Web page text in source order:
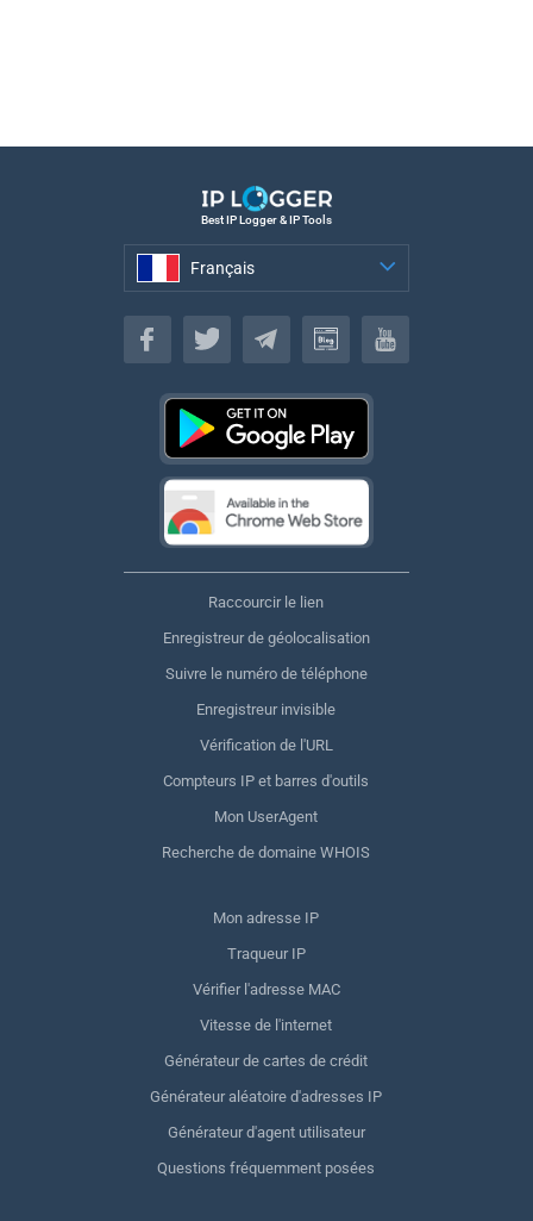
Best IP Logger & IP Tools
Français
Français
Raccourcir le lien
Enregistreur de géolocalisation
Suivre le numéro de téléphone
Enregistreur invisible
Vérification de l'URL
Compteurs IP et barres d'outils
Mon UserAgent
Recherche de domaine WHOIS
Mon adresse IP
Traqueur IP
Vérifier l'adresse MAC
Vitesse de l'internet
Générateur de cartes de crédit
Générateur aléatoire d'adresses IP
Générateur d'agent utilisateur
Questions fréquemment posées